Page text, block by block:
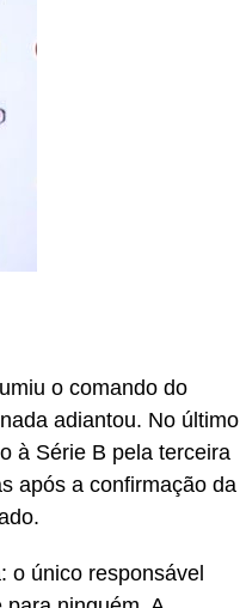
o comando do
adiantou. No último
à Série B pela terceira
após a confirmação da
o único responsável